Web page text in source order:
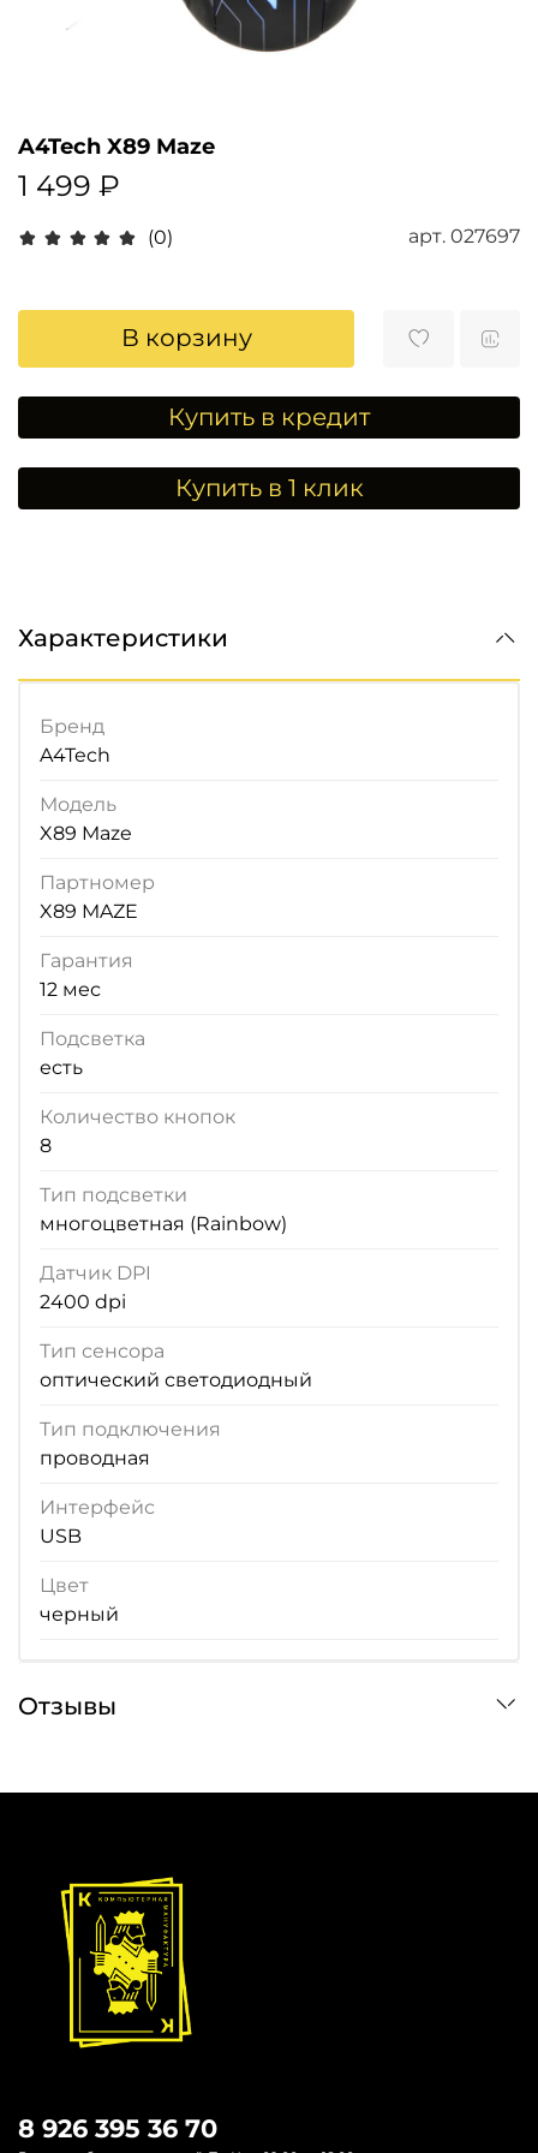
(0) арт. 027697
A4Tech X89 Maze
1 499 ₽
В корзину
Купить в кредит
Купить в 1 клик
Характеристики
Бренд
A4Tech
Модель
X89 Maze
Партномер
X89 MAZE
Гарантия
12 мес
Подсветка
есть
Количество кнопок
8
Тип подсветки
многоцветная (Rainbow)
Датчик DPI
2400 dpi
Тип сенсора
оптический светодиодный
Тип подключения
проводная
Интерфейс
USB
Цвет
черный
Отзывы
8 926 395 36 70